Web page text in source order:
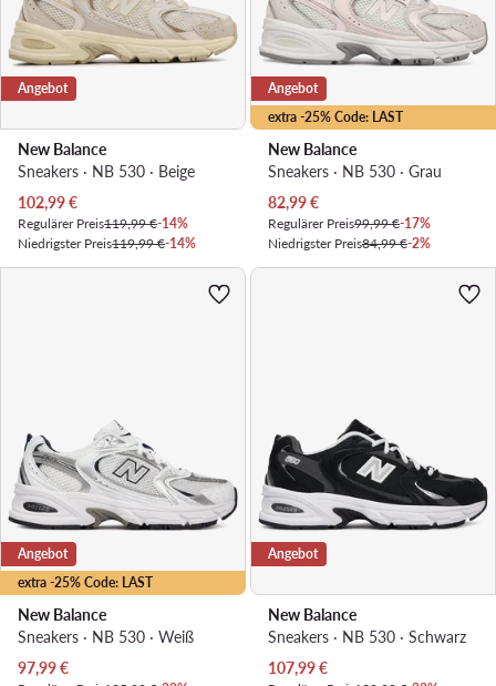
Angebot
New Balance
Sneakers · NB 530 · Beige
Aktueller Preis
102,99€
Regulärer Preis119,99 €-14%
Niedrigster Preis119,99 €-14%
extra -25% Code: LAST
Angebot
New Balance
Sneakers · NB 530 · Grau
Aktueller Preis
82,99€
Regulärer Preis99,99 €-17%
Niedrigster Preis84,99 €-2%
extra -25% Code: LAST
Angebot
New Balance
Sneakers · NB 530 · Weiß
Aktueller Preis
97,99€
Angebot
New Balance
Sneakers · NB 530 · Schwarz
Aktueller Preis
107,99€